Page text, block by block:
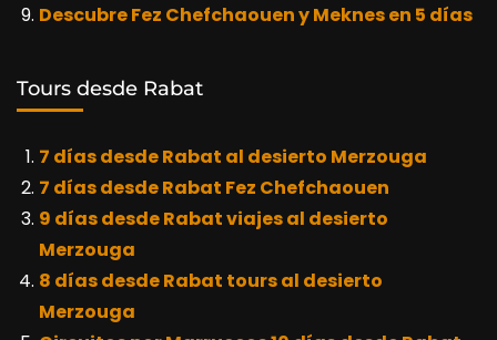
Descubre Fez Chefchaouen y Meknes en 5 días
Tours desde Rabat
7 días desde Rabat al desierto Merzouga
7 días desde Rabat Fez Chefchaouen
9 días desde Rabat viajes al desierto
Merzouga
8 días desde Rabat tours al desierto
Merzouga